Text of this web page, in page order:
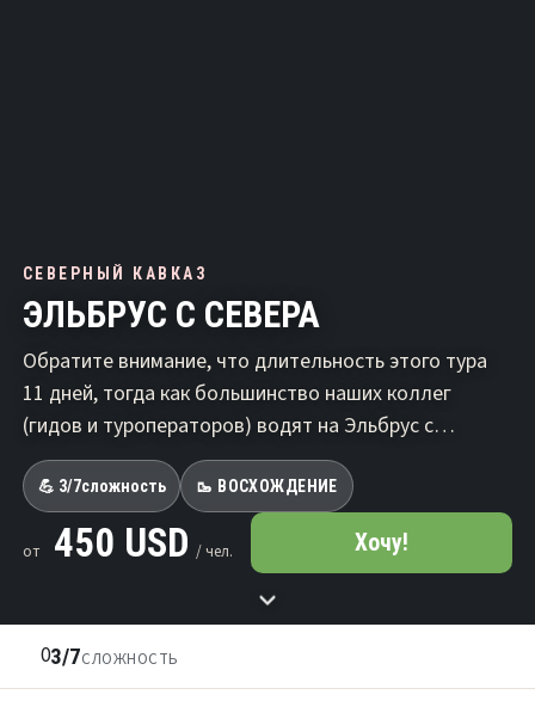
СЕВЕРНЫЙ КАВКАЗ
ЭЛЬБРУС С СЕВЕРА
Обратите внимание, что длительность этого тура
11 дней, тогда как большинство наших коллег
(гидов и туроператоров) водят на Эльбрус с…
💪 3/7сложность 🥾 ВОСХОЖДЕНИЕ
от 450 USD / чел. Хочу!
03/7СЛОЖНОСТЬ